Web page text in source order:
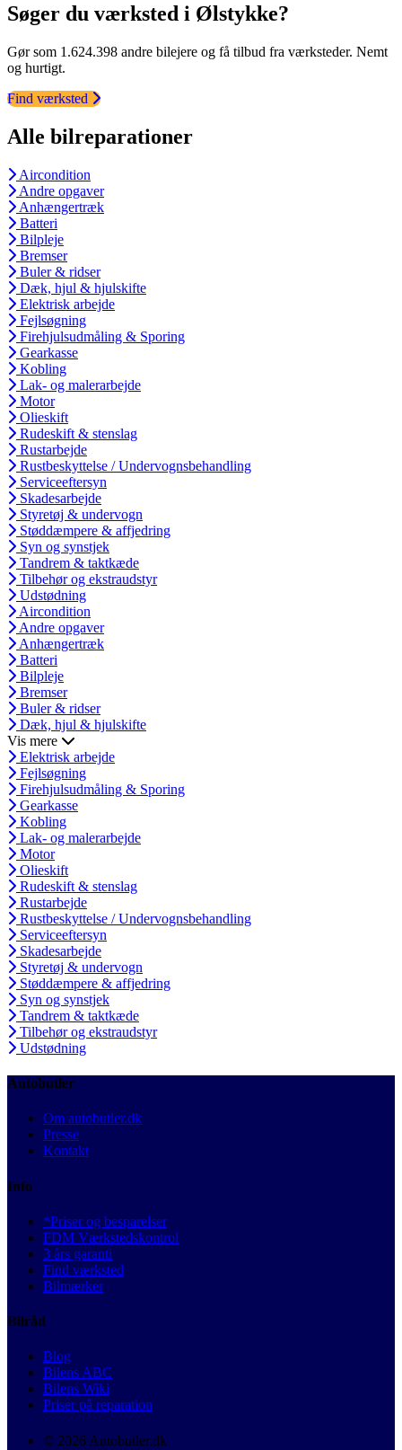
Søger du værksted i Ølstykke?
Gør som 1.624.398 andre bilejere og få tilbud fra værksteder. Nemt
og hurtigt.
Find værksted
Alle bilreparationer
Aircondition
Andre opgaver
Anhængertræk
Batteri
Bilpleje
Bremser
Buler & ridser
Dæk, hjul & hjulskifte
Elektrisk arbejde
Fejlsøgning
Firehjulsudmåling & Sporing
Gearkasse
Kobling
Lak- og malerarbejde
Motor
Olieskift
Rudeskift & stenslag
Rustarbejde
Rustbeskyttelse / Undervognsbehandling
Serviceeftersyn
Skadesarbejde
Styretøj & undervogn
Støddæmpere & affjedring
Syn og synstjek
Tandrem & taktkæde
Tilbehør og ekstraudstyr
Udstødning
Aircondition
Andre opgaver
Anhængertræk
Batteri
Bilpleje
Bremser
Buler & ridser
Dæk, hjul & hjulskifte
Vis mere
Elektrisk arbejde
Fejlsøgning
Firehjulsudmåling & Sporing
Gearkasse
Kobling
Lak- og malerarbejde
Motor
Olieskift
Rudeskift & stenslag
Rustarbejde
Rustbeskyttelse / Undervognsbehandling
Serviceeftersyn
Skadesarbejde
Styretøj & undervogn
Støddæmpere & affjedring
Syn og synstjek
Tandrem & taktkæde
Tilbehør og ekstraudstyr
Udstødning
Autobutler
Om autobutler.dk
Presse
Kontakt
Info
*Priser og besparelser
FDM Værkstedskontrol
3 års garanti
Find værksted
Bilmærker
Bilråd
Blog
Bilens ABC
Bilens Wiki
Priser på reparation
© 2026 Autobutler.dk